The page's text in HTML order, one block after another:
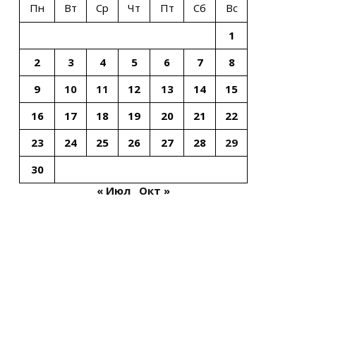
Пн Вт Ср Чт Пт Сб
Вс
1
2
3 4 5 6 7
8
9
10 11 12 13 14
15
16
17 18 19 20 21
22
23
24 25 26 27 28
29
30
« Июл
Окт »